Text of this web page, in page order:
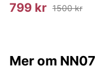
799 kr 1500 kr
Mer om NN07